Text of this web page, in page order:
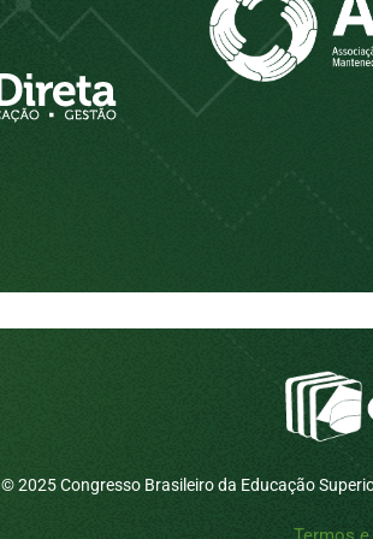
© 2025 Congresso Brasileiro da Educação